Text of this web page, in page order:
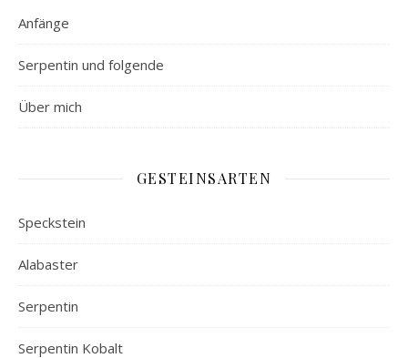
Anfänge
Serpentin und folgende
Über mich
GESTEINSARTEN
Speckstein
Alabaster
Serpentin
Serpentin Kobalt